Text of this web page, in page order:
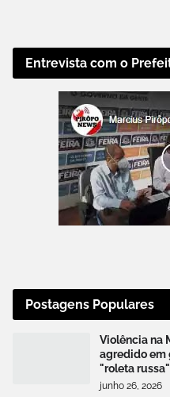
Entrevista com o
Postagens Populares
Violência na
agredido em
"roleta
junho 26, 2026